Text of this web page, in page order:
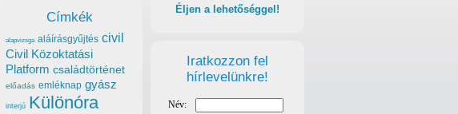
Éljen a lehetőséggel!
Iratkozzon fel
hírlevelünkre!
Címkék
alapvizsga aláírásgyűjtés civil
Civil Közoktatási
Platform családtörténet
előadás emléknap gyász
interjú Különóra